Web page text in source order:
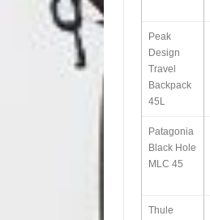
Peak
Design
Travel
Backpack
45L
Patagonia
Black Hole
MLC 45
Thule